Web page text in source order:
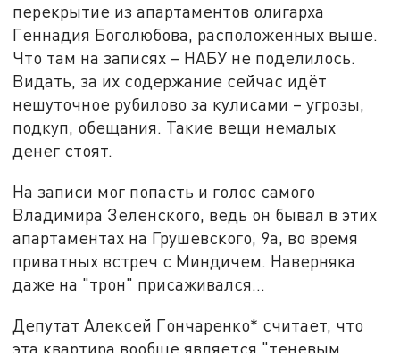
перекрытие из апартаментов олигарха
Геннадия Боголюбова, расположенных выше.
Что там на записях – НАБУ не поделилось.
Видать, за их содержание сейчас идёт
нешуточное рубилово за кулисами – угрозы,
подкуп, обещания. Такие вещи немалых
денег стоят.
На записи мог попасть и голос самого
Владимира Зеленского, ведь он бывал в этих
апартаментах на Грушевского, 9а, во время
приватных встреч с Миндичем. Наверняка
даже на "трон" присаживался…
Депутат Алексей Гончаренко* считает, что
эта квартира вообще является "теневым